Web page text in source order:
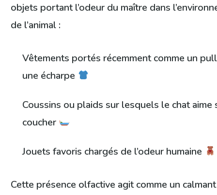
objets portant l’odeur du maître dans
de l’animal :
Vêtements portés récemment comme un
une écharpe
Coussins ou plaids sur lesquels le chat aime
coucher
Jouets favoris chargés de l’odeur humaine
Cette présence olfactive agit comme un calmant